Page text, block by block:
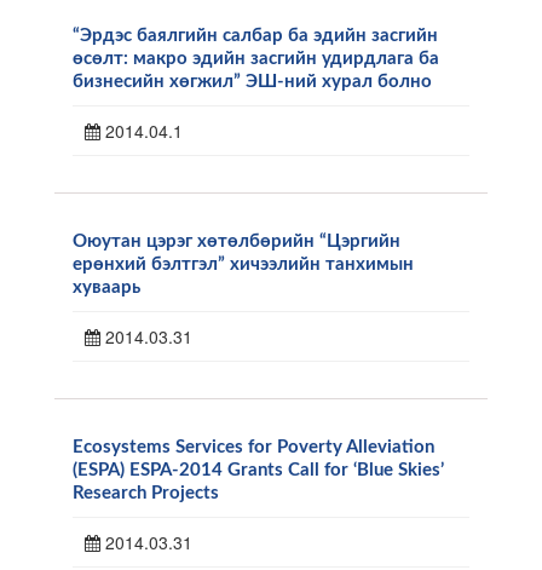
“Эрдэс баялгийн салбар ба эдийн засгийн
өсөлт: макро эдийн засгийн удирдлага ба
бизнесийн хөгжил” ЭШ-ний хурал болно
2014.04.1
Оюутан цэрэг хөтөлбөрийн “Цэргийн
ерөнхий бэлтгэл” хичээлийн танхимын
хуваарь
2014.03.31
Ecosystems Services for Poverty Alleviation
(ESPA) ESPA-2014 Grants Call for ‘Blue Skies’
Research Projects
2014.03.31